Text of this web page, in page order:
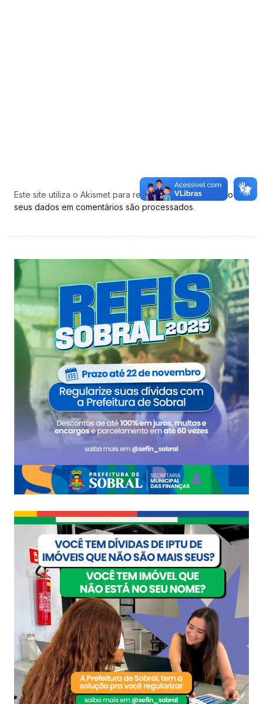
Este site utiliza o Akismet para reduzir spam.Saiba como
seus dados em comentários são processados.